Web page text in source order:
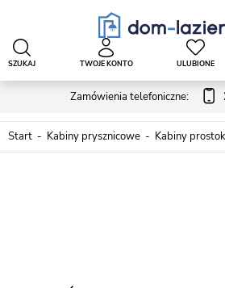
Zamówienia telefoniczne:
SZUKAJ TWOJE KONTO ULUBIONE
Start Kabiny prysznicowe Kabiny